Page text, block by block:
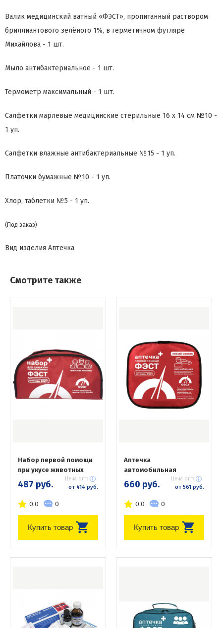
Валик медицинский ватный «ФЭСТ», пропитанный раствором
бриллиантового зелёного 1%, в герметичном футляре
Михайлова - 1 шт.
Мыло антибактериальное - 1 шт.
Термометр максимальный - 1 шт.
Салфетки марлевые медицинские стерильные 16 х 14 см №10 -
1 уп.
Салфетки влажные антибактериальные №15 - 1 уп.
Платочки бумажные №10 - 1 уп.
Хлор, таблетки №5 - 1 уп.
(Под заказ)
Вид изделия Аптечка
Смотрите также
Набор первой помощи
при укусе животных
487 руб. Цена опт:
от 414 руб.
0.0 0
Купить товар
Аптечка
автомобильная
660 руб. Цена опт:
от 561 руб.
0.0 0
Купить товар